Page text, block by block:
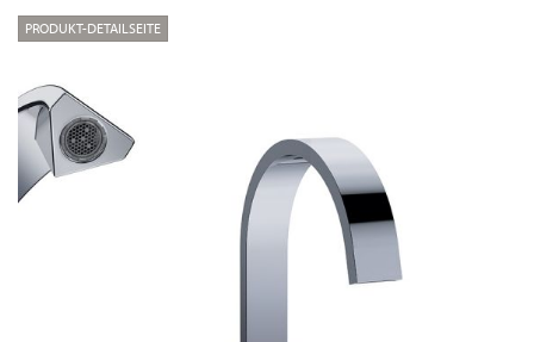
PRODUKT-DETAILSEITE